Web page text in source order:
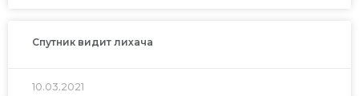
Спутник видит лихача
10.03.2021